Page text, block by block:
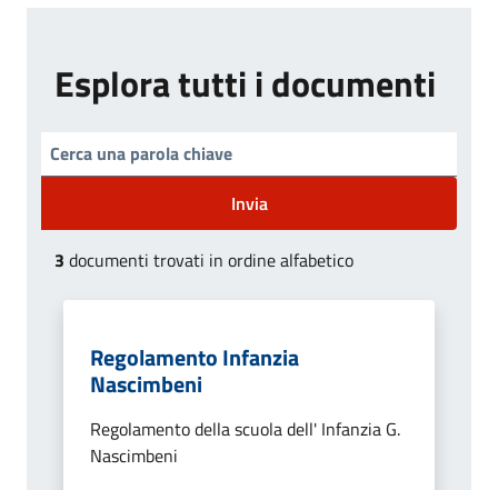
Esplora tutti i documenti
Invia
3 documenti trovati in ordine alfabetico
Regolamento Infanzia
Nascimbeni
Regolamento della scuola dell' Infanzia G.
Nascimbeni